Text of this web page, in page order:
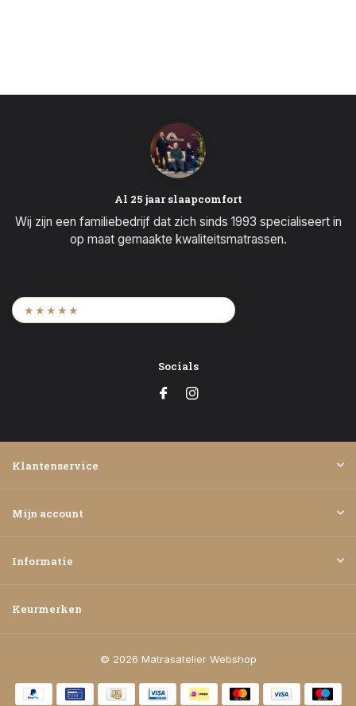
Al 25 jaar slaapcomfort
Wij zijn een familiebedrijf dat zich sinds 1993 specialiseert in
op maat gemaakte kwaliteitsmatrassen.
★★★★★
Socials
Klantenservice
Mijn account
Informatie
Keurmerken
© 2026 Matrasatelier Webshop